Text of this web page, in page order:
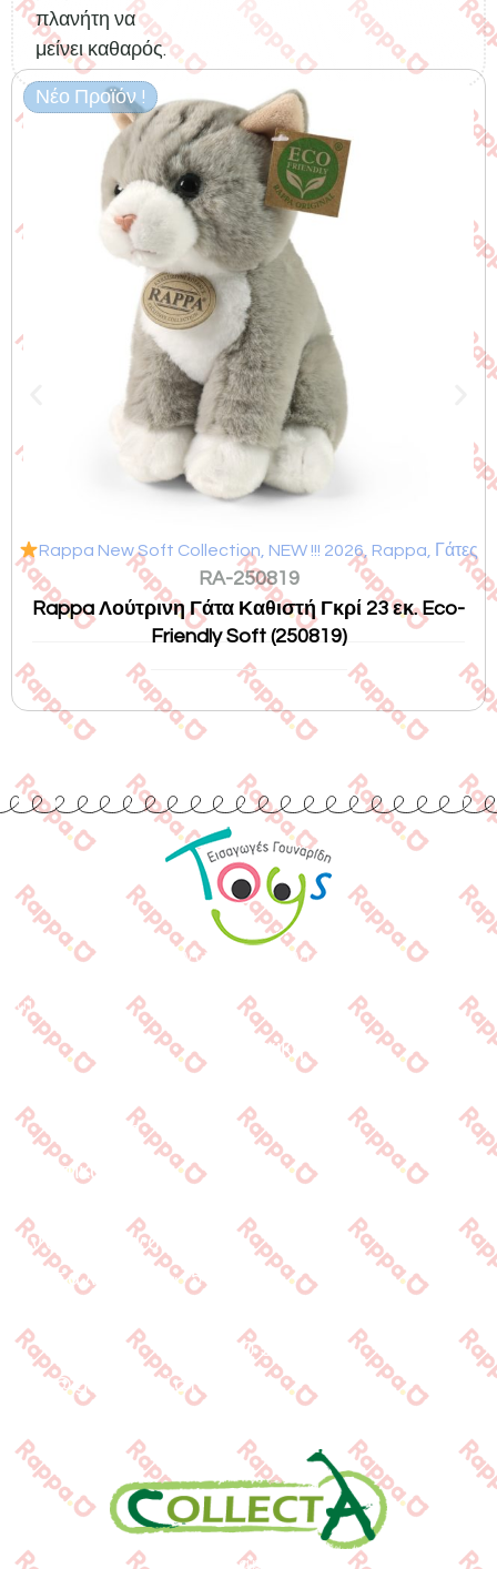
πλανήτη να
μείνει καθαρός.
Σχετικά προϊόντα
Νέο Προϊόν !
Rappa New Soft Collection NEW !!! 2026 Rappa Γάτες
RA-250819
Rappa Λούτρινη Γάτα Καθιστή Γκρί 23 εκ. Eco-
Friendly Soft (250819)
Εισαγωγές Παιχνιδιών
Quick Links
Αρχική
Τράπεζες
Επικοινωνία
Ιωνος Δραγούμη 14
Θεσσαλονίκη · 54624
+30 2310 551560
info@gounaridis.com
www.rappa.gr